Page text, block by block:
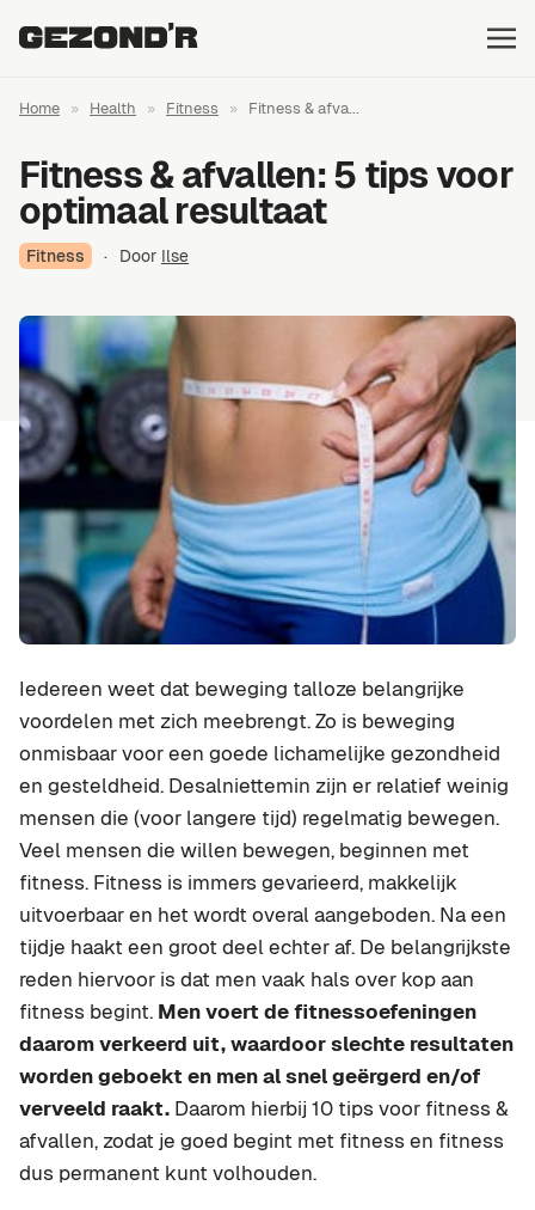
Home » Health » Fitness » Fitness & afva...
Fitness & afvallen: 5 tips voor
optimaal resultaat
Fitness · Door Ilse
Iedereen weet dat beweging talloze belangrijke
voordelen met zich meebrengt. Zo is beweging
onmisbaar voor een goede lichamelijke gezondheid
en gesteldheid. Desalniettemin zijn er relatief weinig
mensen die (voor langere tijd) regelmatig bewegen.
Veel mensen die willen bewegen, beginnen met
fitness. Fitness is immers gevarieerd, makkelijk
uitvoerbaar en het wordt overal aangeboden. Na een
tijdje haakt een groot deel echter af. De belangrijkste
reden hiervoor is dat men vaak hals over kop aan
fitness begint. Men voert de fitnessoefeningen
daarom verkeerd uit, waardoor slechte resultaten
worden geboekt en men al snel geërgerd en/of
verveeld raakt. Daarom hierbij 10 tips voor fitness &
afvallen, zodat je goed begint met fitness en fitness
dus permanent kunt volhouden.